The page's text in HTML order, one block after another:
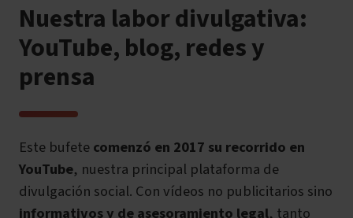
Nuestra labor divulgativa:
YouTube, blog, redes y
prensa
Este bufetecomenzó en 2017 su recorrido en
YouTube, nuestra principal plataforma de
divulgación social. Con vídeos no publicitarios sino
informativos y de asesoramiento legal, tanto